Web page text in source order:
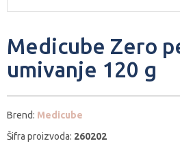
Medicube Zero
umivanje 120 g
Brend: Medicube
Šifra proizvoda: 260202